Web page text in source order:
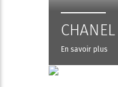
CHANEL
En savoir plus